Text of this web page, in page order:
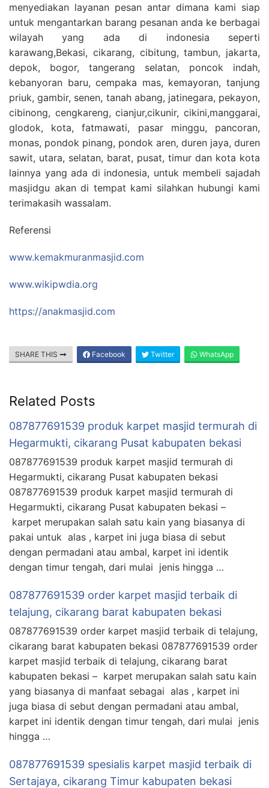
menyediakan layanan pesan antar dimana kami siap
untuk mengantarkan barang pesanan anda ke berbagai
wilayah yang ada di indonesia seperti
karawang,Bekasi, cikarang, cibitung, tambun, jakarta,
depok, bogor, tangerang selatan, poncok indah,
kebanyoran baru, cempaka mas, kemayoran, tanjung
priuk, gambir, senen, tanah abang, jatinegara, pekayon,
cibinong, cengkareng, cianjur,cikunir, cikini,manggarai,
glodok, kota, fatmawati, pasar minggu, pancoran,
monas, pondok pinang, pondok aren, duren jaya, duren
sawit, utara, selatan, barat, pusat, timur dan kota kota
lainnya yang ada di indonesia, untuk membeli sajadah
masjidgu akan di tempat kami silahkan hubungi kami
terimakasih wassalam.
Referensi
www.kemakmuranmasjid.com
www.wikipwdia.org
https://anakmasjid.com
SHARE THIS Facebook Twitter WhatsApp
Related Posts
087877691539 produk karpet masjid termurah di
Hegarmukti, cikarang Pusat kabupaten bekasi
087877691539 produk karpet masjid termurah di
Hegarmukti, cikarang Pusat kabupaten bekasi
087877691539 produk karpet masjid termurah di
Hegarmukti, cikarang Pusat kabupaten bekasi –
karpet merupakan salah satu kain yang biasanya di
pakai untuk alas , karpet ini juga biasa di sebut
dengan permadani atau ambal, karpet ini identik
dengan timur tengah, dari mulai jenis hingga …
087877691539 order karpet masjid terbaik di
telajung, cikarang barat kabupaten bekasi
087877691539 order karpet masjid terbaik di telajung,
cikarang barat kabupaten bekasi 087877691539 order
karpet masjid terbaik di telajung, cikarang barat
kabupaten bekasi – karpet merupakan salah satu kain
yang biasanya di manfaat sebagai alas , karpet ini
juga biasa di sebut dengan permadani atau ambal,
karpet ini identik dengan timur tengah, dari mulai jenis
hingga …
087877691539 spesialis karpet masjid terbaik di
Sertajaya, cikarang Timur kabupaten bekasi